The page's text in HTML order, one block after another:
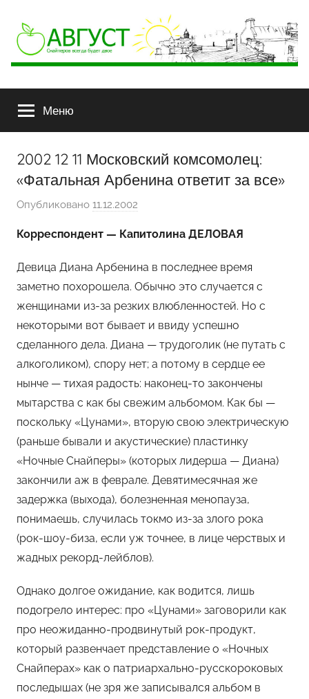
АВГУСТ
будет
двое
Меню
2002 12 11 Московский комсомолец:
«Фатальная Арбенина ответит за все»
Опубликовано 11.12.2002
т
о
м
Х
е
м
у
л
ь
Корреспондент — Капитолина ДЕЛОВАЯ
Девица Диана Арбенина в последнее время
заметно похорошела. Обычно это случается с
женщинами из-за резких влюбленностей. Но с
некоторыми вот бывает и ввиду успешно
сделанного дела. Диана — трудоголик (не путать с
алкоголиком), спору нет; а потому в сердце ее
нынче — тихая радость: наконец-то закончены
мытарства с как бы свежим альбомом. Как бы —
поскольку «Цунами», вторую свою электрическую
(раньше бывали и акустические) пластинку
«Ночные Снайперы» (которых лидерша — Диана)
закончили аж в феврале. Девятимесячная же
задержка (выхода), болезненная менопауза,
понимаешь, случилась токмо из-за злого рока
(рок-шоу-биза, если уж точнее, в лице черствых и
жадных рекорд-лейблов).
Однако долгое ожидание, как водится, лишь
подогрело интерес: про «Цунами» заговорили как
про неожиданно-продвинутый рок-продукт,
который развенчает представление о «Ночных
Снайперах» как о патриархально-русскороковых
последышах (не зря же записывался альбом в